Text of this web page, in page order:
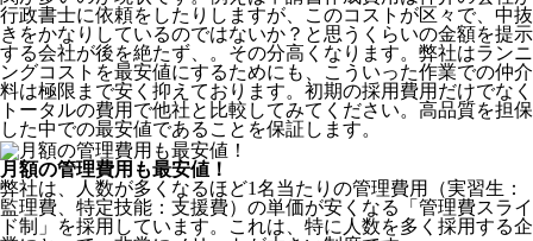
行政書士に依頼をしたりしますが、このコストが区々で、中抜
きをかなりしているのではないか？と思うくらいの金額を提示
する会社が後を絶たず、。その分高くなります。弊社はランニ
ングコストを最安値にするためにも、こういった作業での仲介
料は極限まで安く抑えております。 初期の採用費用だけでなく
トータルの費用で他社と比較してみてください。 高品質を担保
した中での最安値であることを保証します。
月額の管理費用も最安値！
弊社は、
人数が多くなるほど1名当たりの管理費用（実習生：
監理費、特定技能：支援費）の単価が安くなる「管理費スライ
ド制」を採用 しています。これは、特に人数を多く採用する企